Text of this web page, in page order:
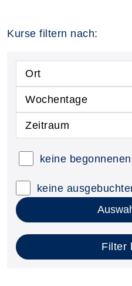
Kurse filtern nach:
Ort
Wochentage
Zeitraum
keine begonnenen
keine
Filter